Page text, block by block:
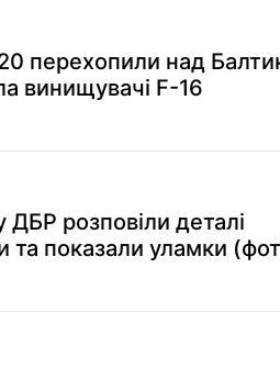
20 перехопили над
винищувачі F-16
ДБР розповіли деталі
та показали уламки